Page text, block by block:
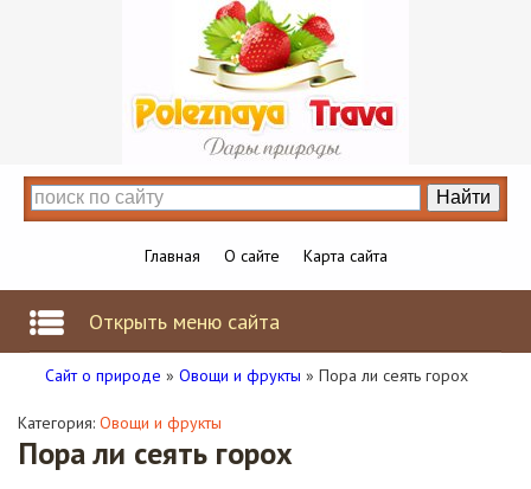
Главная О сайте Карта сайта
Открыть меню сайта
Сайт о природе » Овощи и фрукты » Пора ли сеять горох
Категория: Овощи и фрукты
Пора ли сеять горох